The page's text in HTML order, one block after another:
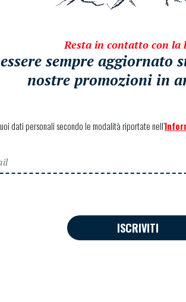
Resta in contatto con la
sempre aggiornato
nostre promozioni in
dati personali secondo le modalità riportate nell’
ISCRIVITI